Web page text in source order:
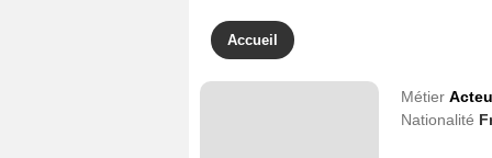
Accueil
Métier
Nationalité